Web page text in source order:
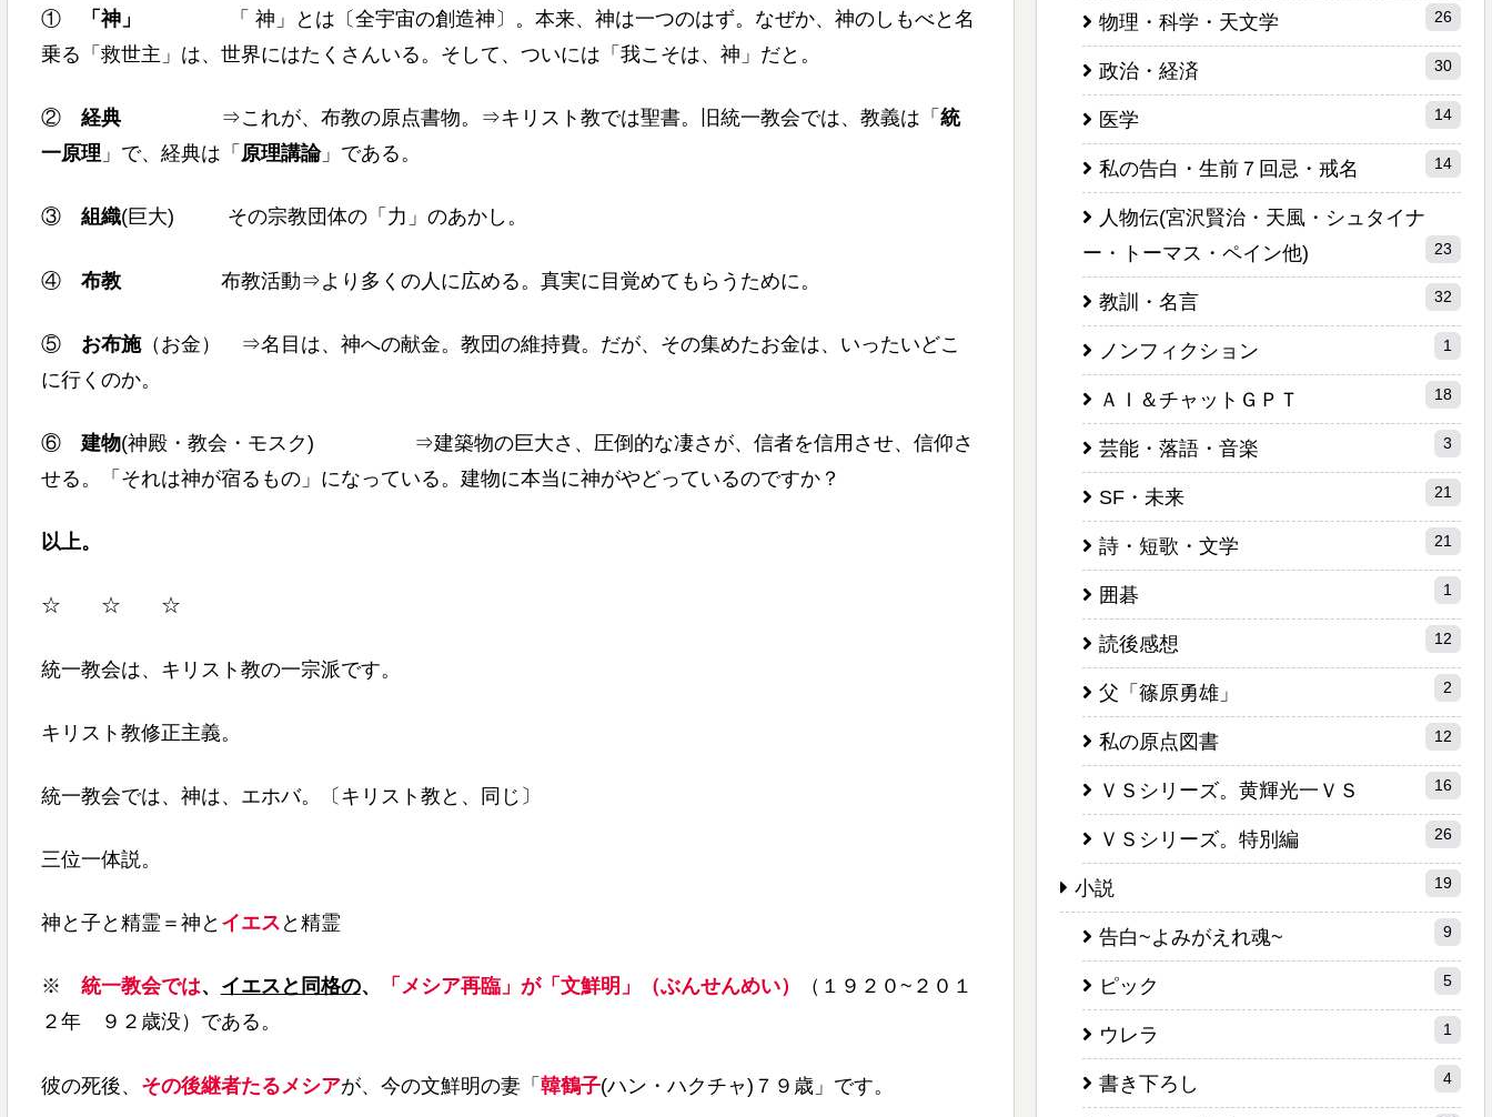
① 「神」 「 神」とは〔全宇宙の創造神〕。本来、神は一つのはず。なぜか、神のしもべと名
乗る「救世主」は、世界にはたくさんいる。そして、ついには「我こそは、神」だと。
② 経典 ⇒これが、布教の原点書物。⇒キリスト教では聖書。旧統一教会では、教義は「 統
一原理 」で、経典は「 原理講論」である。
③ 組織(巨大) その宗教団体の「力」のあかし。
④ 布教 布教活動⇒より多くの人に広める。真実に目覚めてもらうために。
⑤ お布施（お金） ⇒名目は、神への献金。教団の維持費。だが、その集めたお金は、いったいどこ
に行くのか。
⑥ 建物(神殿・教会・モスク) ⇒建築物の巨大さ、圧倒的な凄さが、信者を信用させ、信仰さ
せる。「それは神が宿るもの」になっている。建物に本当に神がやどっているのですか？
以上。
☆ ☆ ☆
統一教会は、キリスト教の一宗派です。
キリスト教修正主義。
統一教会では、神は、エホバ。〔キリスト教と、同じ〕
三位一体説。
神と子と精霊＝神と イエス と精霊
※ 統一教会では、 イエスと同格の、 「 メシア再臨」が「文鮮明」（ぶんせんめい）
（１９２０~２０１
２年 ９２歳没）である。
彼の死後、 その後継者たるメシアが、今の文鮮明の妻「 韓鶴子(ハン・ハクチャ)７９歳」です。
物理・科学・天文学 26
政治・経済 30
医学 14
私の告白・生前７回忌・戒名 14
人物伝(宮沢賢治・天風・シュタイナ
ー・トーマス・ペイン他)
23
教訓・名言 32
ノンフィクション 1
ＡＩ＆チャットＧＰＴ 18
芸能・落語・音楽 3
SF・未来 21
詩・短歌・文学 21
囲碁 1
読後感想 12
父「篠原勇雄」 2
私の原点図書 12
ＶＳシリーズ。黄輝光一ＶＳ 16
ＶＳシリーズ。特別編 26
小説 19
告白~よみがえれ魂~ 9
ピック 5
ウレラ 1
書き下ろし 4